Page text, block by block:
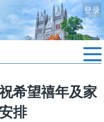
登录
希望禧年及家
排